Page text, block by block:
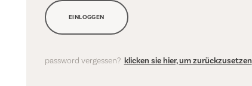
EINLOGGEN
password vergessen? klicken sie hier, um zurückzusetzen